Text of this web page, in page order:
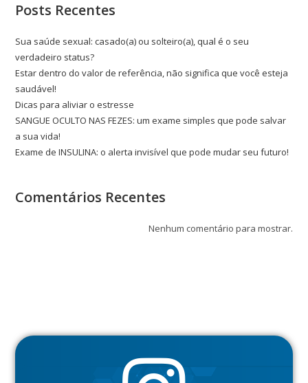
Posts Recentes
Sua saúde sexual: casado(a) ou solteiro(a), qual é o seu
verdadeiro status?
Estar dentro do valor de referência, não significa que você esteja
saudável!
Dicas para aliviar o estresse
SANGUE OCULTO NAS FEZES: um exame simples que pode salvar
a sua vida!
Exame de INSULINA: o alerta invisível que pode mudar seu futuro!
Comentários Recentes
Nenhum comentário para mostrar.